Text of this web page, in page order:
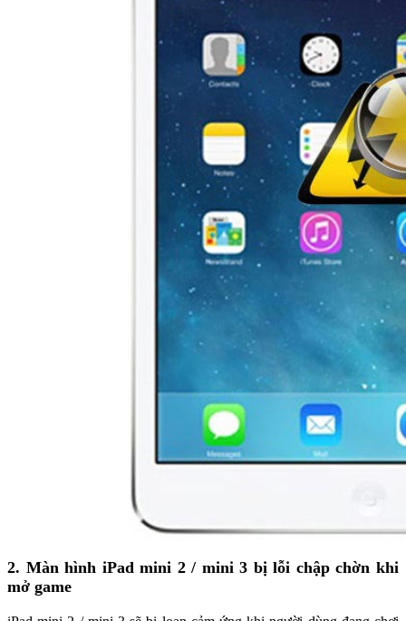
2. Màn hình iPad mini 2 / mini 3 bị lỗi chập chờn khi
mở game